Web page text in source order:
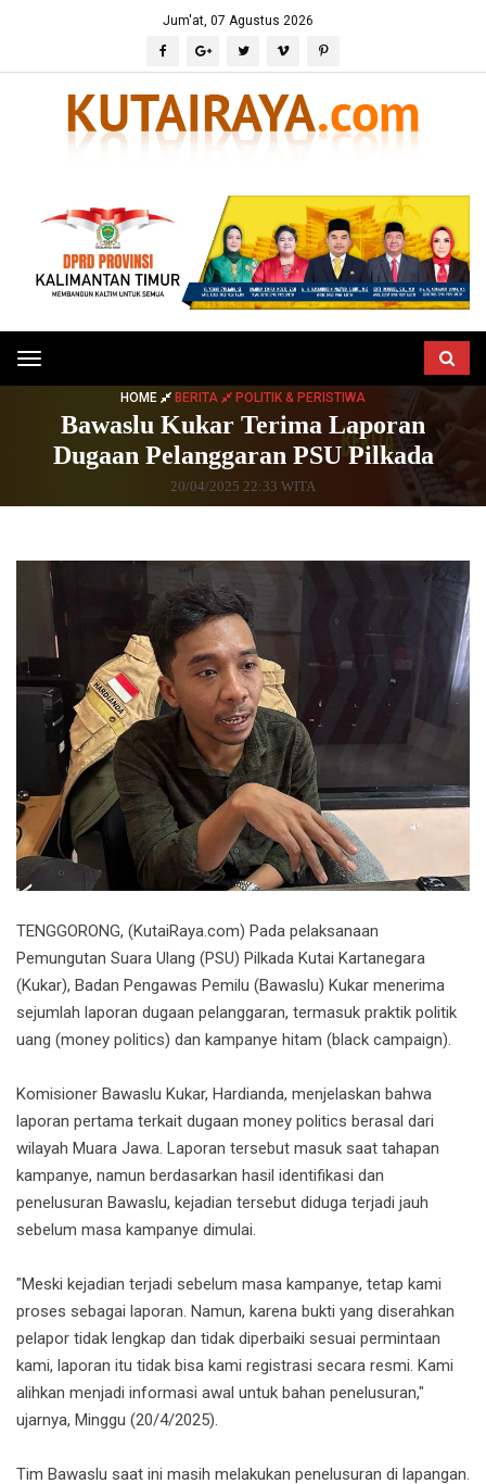
Jum'at, 07 Agustus 2026
Toggle
navigation
HOME BERITA POLITIK & PERISTIWA
Bawaslu Kukar Terima Laporan
Dugaan Pelanggaran PSU Pilkada
20/04/2025 22:33 WITA
TENGGORONG, (KutaiRaya.com) Pada pelaksanaan
Pemungutan Suara Ulang (PSU) Pilkada Kutai Kartanegara
(Kukar), Badan Pengawas Pemilu (Bawaslu) Kukar menerima
sejumlah laporan dugaan pelanggaran, termasuk praktik politik
uang (money politics) dan kampanye hitam (black campaign).
Komisioner Bawaslu Kukar, Hardianda, menjelaskan bahwa
laporan pertama terkait dugaan money politics berasal dari
wilayah Muara Jawa. Laporan tersebut masuk saat tahapan
kampanye, namun berdasarkan hasil identifikasi dan
penelusuran Bawaslu, kejadian tersebut diduga terjadi jauh
sebelum masa kampanye dimulai.
"Meski kejadian terjadi sebelum masa kampanye, tetap kami
proses sebagai laporan. Namun, karena bukti yang diserahkan
pelapor tidak lengkap dan tidak diperbaiki sesuai permintaan
kami, laporan itu tidak bisa kami registrasi secara resmi. Kami
alihkan menjadi informasi awal untuk bahan penelusuran,"
ujarnya, Minggu (20/4/2025).
Tim Bawaslu saat ini masih melakukan penelusuran di lapangan.